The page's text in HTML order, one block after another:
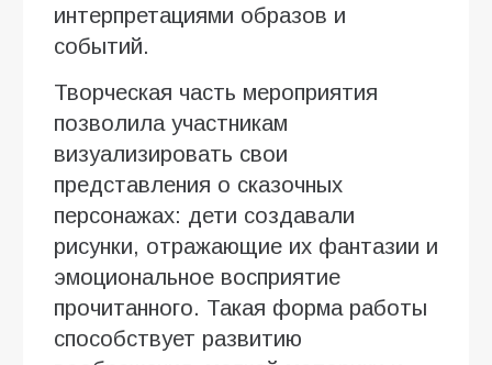
интерпретациями образов и
событий.
Творческая часть мероприятия
позволила участникам
визуализировать свои
представления о сказочных
персонажах: дети создавали
рисунки, отражающие их фантазии и
эмоциональное восприятие
прочитанного. Такая форма работы
способствует развитию